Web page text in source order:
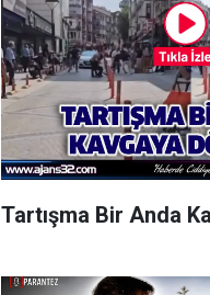
Tartışma Bir Anda